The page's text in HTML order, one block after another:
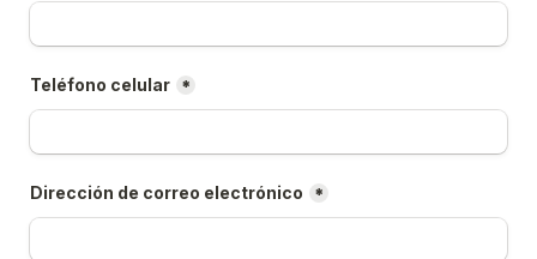
Teléfono celular *
Dirección de correo electrónico *